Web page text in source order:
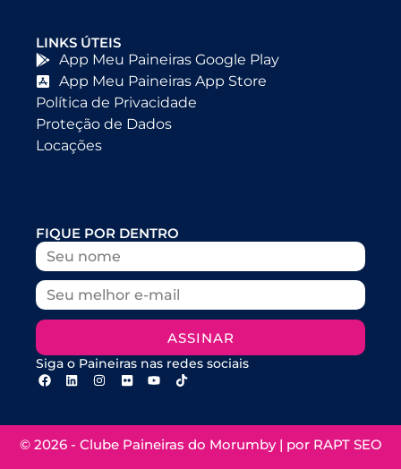
LINKS ÚTEIS
App Meu Paineiras Google Play
App Meu Paineiras App Store
Política de Privacidade
Proteção de Dados
Locações
FIQUE POR DENTRO
ASSINAR
Siga o Paineiras nas redes sociais
© 2026 - Clube Paineiras do Morumby | por RAPT SEO